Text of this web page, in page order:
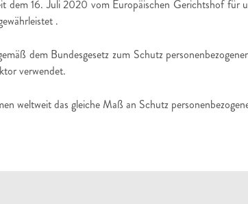
dem 16. Juli 2020 vom Europäischen Gerichtshof
.
dem Bundesgesetz zum Schutz
verwendet.
weltweit das gleiche Maß an Schutz